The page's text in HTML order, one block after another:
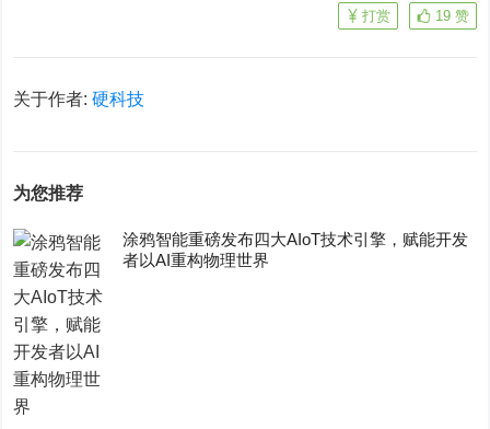
19 赞
打赏
关于作者:硬科技
为您推荐
涂鸦智能重磅发布四大AIoT技术引擎，赋能开发
者以AI重构物理世界